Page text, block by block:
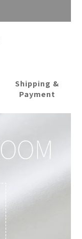
Shipping &
Payment